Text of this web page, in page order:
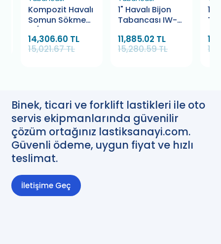
Kompozit Havalı
Somun Sökme
-1/2” 1750 Tork
Retta RHS1750
14,306.60 TL
15,021.67 TL
1" Havalı Bijon
Tabancası IW-
(Sappower)
11,885.02 TL
15,280.59 TL
1"
Binek, ticari ve forklift lastikleri ile oto
servis ekipmanlarında güvenilir
çözüm ortağınız lastiksanayi.com.
Güvenli ödeme, uygun fiyat ve hızlı
teslimat.
İletişime Geç